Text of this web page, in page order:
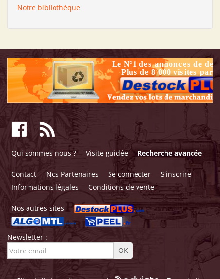
Notre bibliothèque
Qui sommes-nous ? Visite guidée Recherche avancée
Contact Nos Partenaires Se connecter
S'inscrire
Informations légales
Conditions de vente
Nos autres sites
Newsletter :